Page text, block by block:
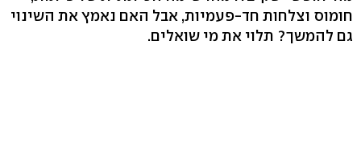
חומוס וצלחות חד-פעמיות, אבל האם נאמץ את השינוי
גם להמשך? תלוי את מי שואלים.